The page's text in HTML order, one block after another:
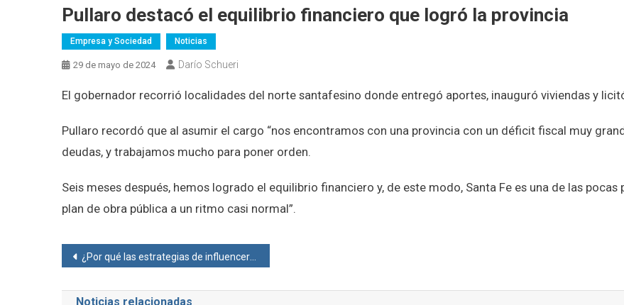
Pullaro destacó el equilibrio financiero que logró la provincia
Empresa y Sociedad Noticias
29 de mayo de 2024 Darío Schueri
El gobernador recorrió localidades del norte santafesino donde entregó aportes, inauguró viviendas y
Pullaro recordó que al asumir el cargo “nos encontramos con una provincia con un déficit fiscal muy
deudas, y trabajamos mucho para poner orden.
Seis meses después, hemos logrado el equilibrio financiero y, de este modo, Santa Fe es una de las
plan de obra pública a un ritmo casi normal”.
Navegación
de
¿Por qué las estrategias de influencer marketing ayudan a las empresas a conocer su target?
Noticias relacionadas